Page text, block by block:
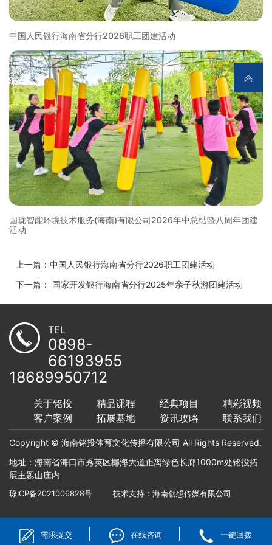
中国人民银行海南省分行2026职工团建活动
国珑智能环境技术服务(海南)有限公司2026年中总结暨八周年团建
活动
上一篇：中国人民银行海南省分行2026职工团建活动
下一篇： 国家开发银行海南省分行2025年亲子秋游团建活动
TEL
0898-
66193955
18689950712
关于铭投 精品课程 经典项目
精彩视频
客户案例
拓展基地 资讯攻略 联系我们
Copyright © 海南铭投体育文化传播有限公司 All Rights Reserved.
地址：海南省海口市秀英区椰海大道距离绿色长廊1000m处铭投拓
展主题山庄内
琼ICP备2021006828号 技术支持： 海南创想传媒有限公司
需求提交 在线咨询 一键回拨